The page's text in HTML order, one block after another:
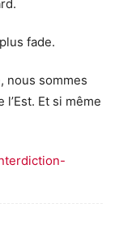
fade.
nous sommes
Et si même